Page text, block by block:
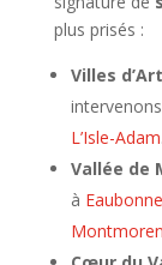
plus prisés :
Villes
L’Isle-Adam
Vallée de
à Eaubonne